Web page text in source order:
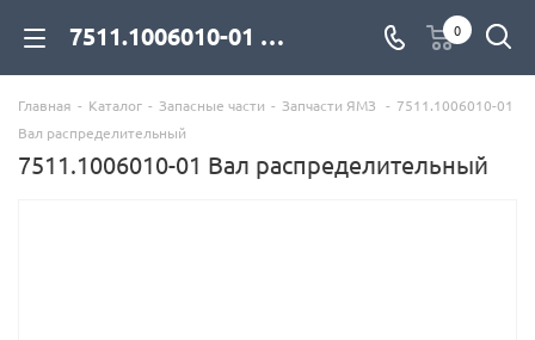
7511.1006010-01 Вал распределительный для дизельных двигателей купить со склада с доставкой по цене официального дилера - компания Дизель Экспорт 0
Главная - Каталог - Запасные части - Запчасти ЯМЗ - 7511.1006010-01
Вал распределительный
7511.1006010-01 Вал распределительный